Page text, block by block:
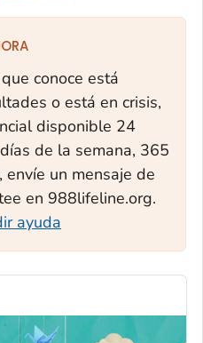
conoce está
o está en crisis,
disponible 24
de la semana, 365
un mensaje de
en 988lifeline.org.
ayuda